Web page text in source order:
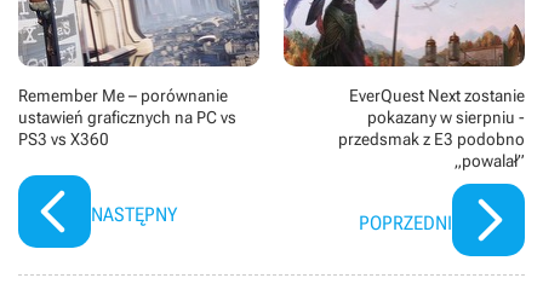
Remember Me – porównanie
ustawień graficznych na PC vs
PS3 vs X360
NASTĘPNY
EverQuest Next zostanie
pokazany w sierpniu -
przedsmak z E3 podobno
„powalał”
POPRZEDNI